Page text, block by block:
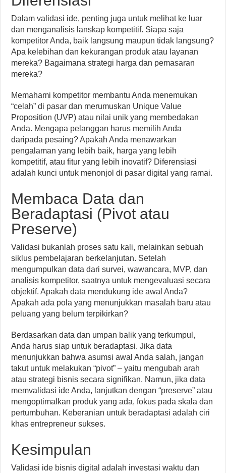
Dalam validasi ide, penting juga untuk melihat ke luar
dan menganalisis lanskap kompetitif. Siapa saja
kompetitor Anda, baik langsung maupun tidak langsung?
Apa kelebihan dan kekurangan produk atau layanan
mereka? Bagaimana strategi harga dan pemasaran
mereka?
Memahami kompetitor membantu Anda menemukan
“celah” di pasar dan merumuskan Unique Value
Proposition (UVP) atau nilai unik yang membedakan
Anda. Mengapa pelanggan harus memilih Anda
daripada pesaing? Apakah Anda menawarkan
pengalaman yang lebih baik, harga yang lebih
kompetitif, atau fitur yang lebih inovatif? Diferensiasi
adalah kunci untuk menonjol di pasar digital yang ramai.
Membaca Data dan
Beradaptasi (Pivot atau
Preserve)
Validasi bukanlah proses satu kali, melainkan sebuah
siklus pembelajaran berkelanjutan. Setelah
mengumpulkan data dari survei, wawancara, MVP, dan
analisis kompetitor, saatnya untuk mengevaluasi secara
objektif. Apakah data mendukung ide awal Anda?
Apakah ada pola yang menunjukkan masalah baru atau
peluang yang belum terpikirkan?
Berdasarkan data dan umpan balik yang terkumpul,
Anda harus siap untuk beradaptasi. Jika data
menunjukkan bahwa asumsi awal Anda salah, jangan
takut untuk melakukan “pivot” – yaitu mengubah arah
atau strategi bisnis secara signifikan. Namun, jika data
memvalidasi ide Anda, lanjutkan dengan “preserve” atau
mengoptimalkan produk yang ada, fokus pada skala dan
pertumbuhan. Keberanian untuk beradaptasi adalah ciri
khas entrepreneur sukses.
Kesimpulan
Validasi ide bisnis digital adalah investasi waktu dan